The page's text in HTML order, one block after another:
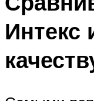
Интекс